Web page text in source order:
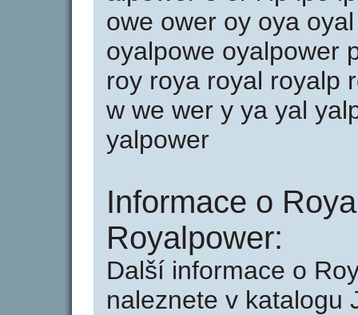
owe ower oy oya
oyalpowe oyalpower
roy roya royal royalp
w we wer y ya yal
yalpower
Informace o
Royalpower:
Další informace o
naleznete v katalogu